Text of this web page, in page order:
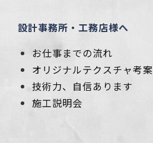
設計事務所・工務店様へ
お仕事までの流れ
オリジナルテクスチャ考案
技術力、自信あります
施工説明会